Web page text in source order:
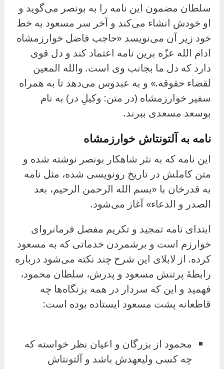
سلطان مضمون این نامه را به بونصر می‌گوید و
او خودش انشاء می‌کند و آخر سر مسعود به خط
خود زیر آن می‌نویسد «حاجب فاضل خوارزمشاه
ادام الله عزّه برین نامه اعتماد کند و دل قوی
دارد که دل ما بجانب وی است. والله المعین
لقضاء حقوقه.» و به عبدوس می‌دهد تا به همراه
سفیر خوارزمشاه (در متن: وکیلِ در) به نام
بوسعد مسعدی ببرند.
نامه به آلتونتاش خوارزمشاه
این نامه که به نثر شاهکار بونصر نوشته شده و
متن کاملش در تاریخ رونویسی شده، مثل نامه
به قدرخان با «بسم الله الرحمن الرحیم، بعد
الصدر و الدعاء» آغاز می‌شود.
ابتدای نامه تمجید و تکریم مفصل فرمانروای
خوارزم است و برشمردن خدماتی که به مسعود
کرده. از لابلای این شرح چند نکته می‌شود درباره
رابطهٔ پرتنش مسعود و پدرش، سلطان محمود،
فهمید و این که سردار در همه بزنگاه‌ها چه
قاطعانه پشت مسعود ایستاده بوده است:
محمود از بزرگان و اعیان نظر خواسته که
چه کسی ولیعهدش باشد و آلتونتاش